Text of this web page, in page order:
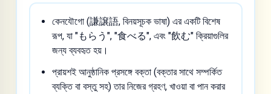
কেনযৌগো (謙譲語, বিনয়সূচক ভাষা) এর একটি বিশেষ
রূপ, যা "もらう", "食べる", এবং "飲む" ক্রিয়াগুলির
জন্য ব্যবহৃত হয়।
প্রায়শই আনুষ্ঠানিক প্রসঙ্গে বক্তা (বক্তার সাথে সম্পর্কিত
ব্যক্তি বা বস্তু সহ) তার নিজের গ্রহণ, খাওয়া বা পান করার